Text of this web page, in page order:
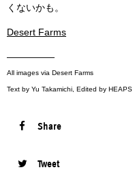
くないかも。
Desert Farms
—————
All images via Desert Farms
Text by Yu Takamichi, Edited by HEAPS
Share
Tweet